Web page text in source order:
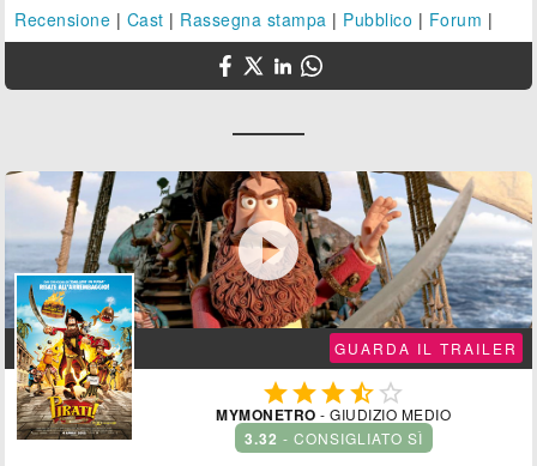
Recensione | Cast | Rassegna stampa | Pubblico | Forum |

GUARDA IL TRAILER
 
MYMONETRO - GIUDIZIO MEDIO
3.32 - CONSIGLIATO SÌ